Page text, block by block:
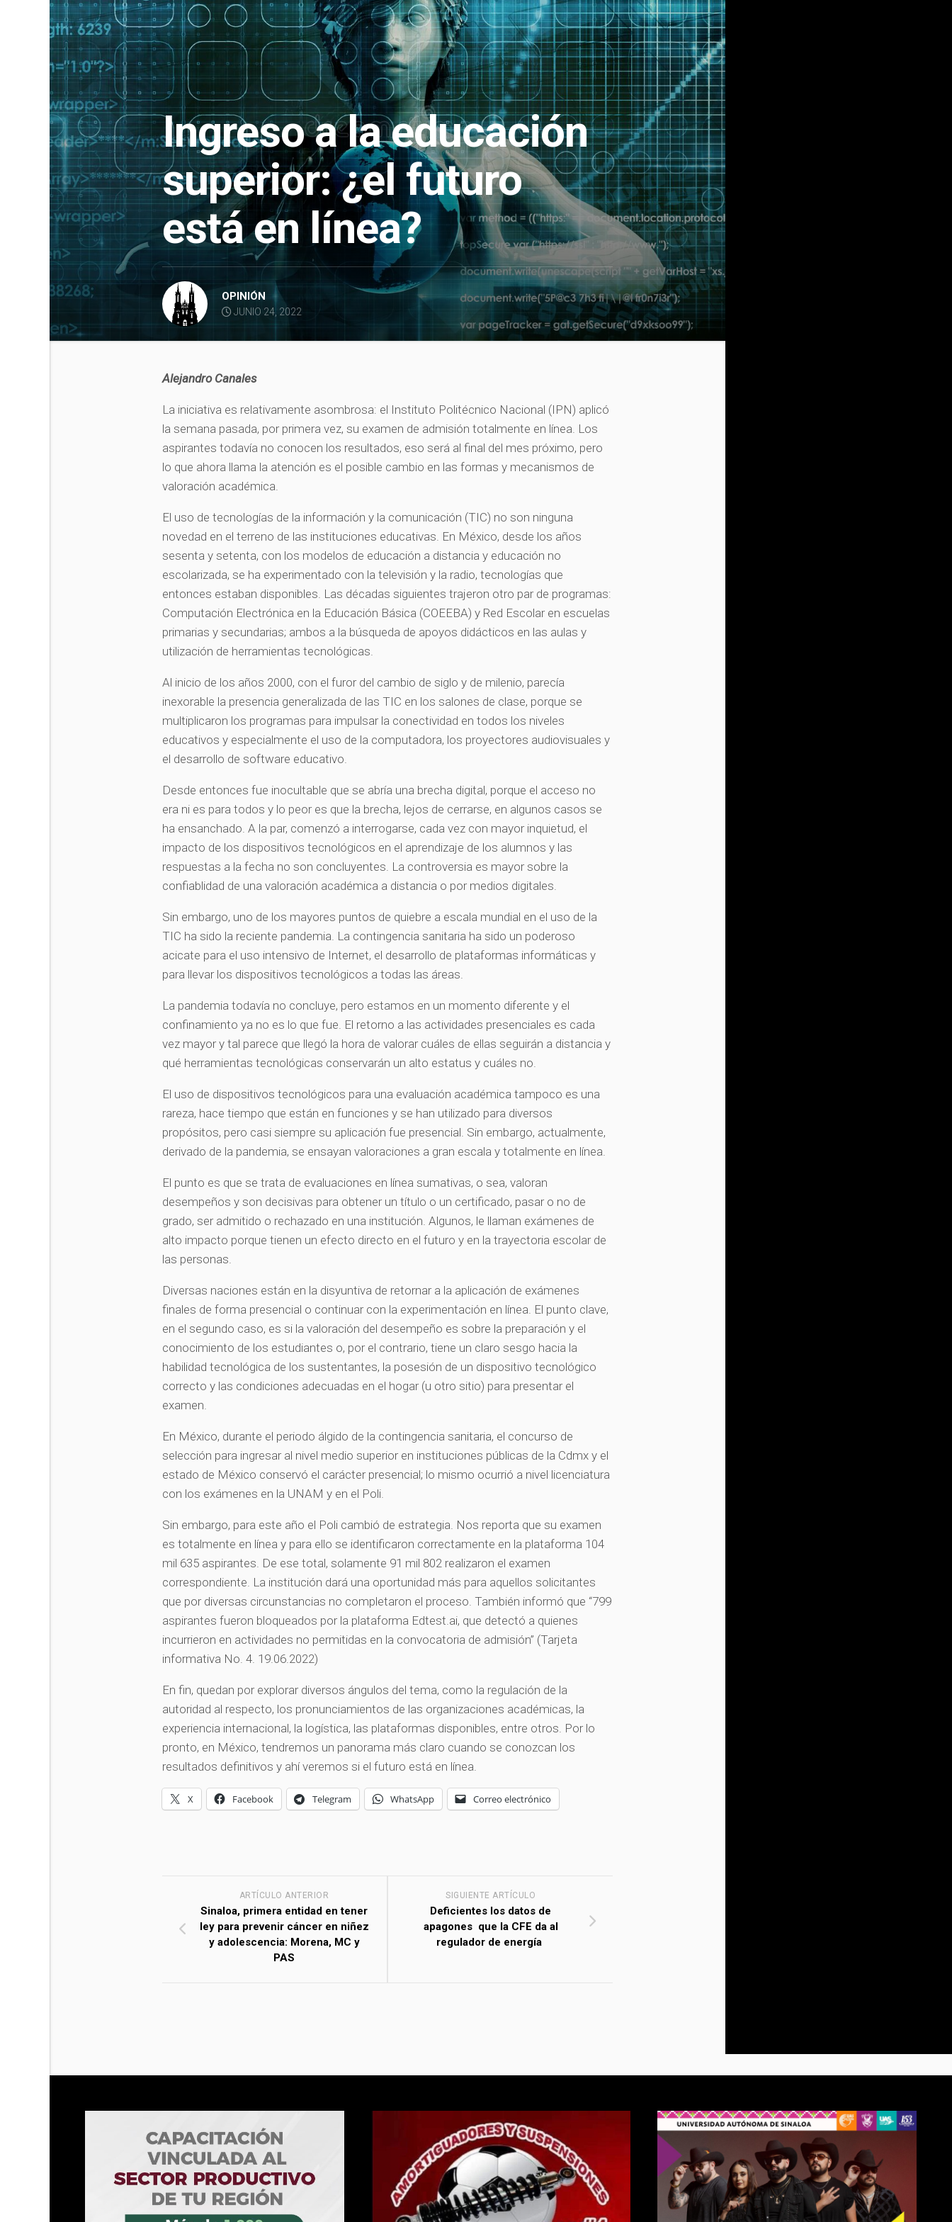
Ingreso a la educación
superior: ¿el futuro
está en línea?
OPINIÓN
JUNIO 24, 2022
Alejandro Canales
La iniciativa es relativamente asombrosa: el Instituto Politécnico Nacional (IPN) aplicó
la semana pasada, por primera vez, su examen de admisión totalmente en línea. Los
aspirantes todavía no conocen los resultados, eso será al final del mes próximo, pero
lo que ahora llama la atención es el posible cambio en las formas y mecanismos de
valoración académica.
El uso de tecnologías de la información y la comunicación (TIC) no son ninguna
novedad en el terreno de las instituciones educativas. En México, desde los años
sesenta y setenta, con los modelos de educación a distancia y educación no
escolarizada, se ha experimentado con la televisión y la radio, tecnologías que
entonces estaban disponibles. Las décadas siguientes trajeron otro par de programas:
Computación Electrónica en la Educación Básica (COEEBA) y Red Escolar en escuelas
primarias y secundarias; ambos a la búsqueda de apoyos didácticos en las aulas y
utilización de herramientas tecnológicas.
Al inicio de los años 2000, con el furor del cambio de siglo y de milenio, parecía
inexorable la presencia generalizada de las TIC en los salones de clase, porque se
multiplicaron los programas para impulsar la conectividad en todos los niveles
educativos y especialmente el uso de la computadora, los proyectores audiovisuales y
el desarrollo de software educativo.
Desde entonces fue inocultable que se abría una brecha digital, porque el acceso no
era ni es para todos y lo peor es que la brecha, lejos de cerrarse, en algunos casos se
ha ensanchado. A la par, comenzó a interrogarse, cada vez con mayor inquietud, el
impacto de los dispositivos tecnológicos en el aprendizaje de los alumnos y las
respuestas a la fecha no son concluyentes. La controversia es mayor sobre la
confiablidad de una valoración académica a distancia o por medios digitales.
Sin embargo, uno de los mayores puntos de quiebre a escala mundial en el uso de la
TIC ha sido la reciente pandemia. La contingencia sanitaria ha sido un poderoso
acicate para el uso intensivo de Internet, el desarrollo de plataformas informáticas y
para llevar los dispositivos tecnológicos a todas las áreas.
La pandemia todavía no concluye, pero estamos en un momento diferente y el
confinamiento ya no es lo que fue. El retorno a las actividades presenciales es cada
vez mayor y tal parece que llegó la hora de valorar cuáles de ellas seguirán a distancia y
qué herramientas tecnológicas conservarán un alto estatus y cuáles no.
El uso de dispositivos tecnológicos para una evaluación académica tampoco es una
rareza, hace tiempo que están en funciones y se han utilizado para diversos
propósitos, pero casi siempre su aplicación fue presencial. Sin embargo, actualmente,
derivado de la pandemia, se ensayan valoraciones a gran escala y totalmente en línea.
El punto es que se trata de evaluaciones en línea sumativas, o sea, valoran
desempeños y son decisivas para obtener un título o un certificado, pasar o no de
grado, ser admitido o rechazado en una institución. Algunos, le llaman exámenes de
alto impacto porque tienen un efecto directo en el futuro y en la trayectoria escolar de
las personas.
Diversas naciones están en la disyuntiva de retornar a la aplicación de exámenes
finales de forma presencial o continuar con la experimentación en línea. El punto clave,
en el segundo caso, es si la valoración del desempeño es sobre la preparación y el
conocimiento de los estudiantes o, por el contrario, tiene un claro sesgo hacia la
habilidad tecnológica de los sustentantes, la posesión de un dispositivo tecnológico
correcto y las condiciones adecuadas en el hogar (u otro sitio) para presentar el
examen.
En México, durante el periodo álgido de la contingencia sanitaria, el concurso de
selección para ingresar al nivel medio superior en instituciones públicas de la Cdmx y el
estado de México conservó el carácter presencial; lo mismo ocurrió a nivel licenciatura
con los exámenes en la UNAM y en el Poli.
Sin embargo, para este año el Poli cambió de estrategia. Nos reporta que su examen
es totalmente en línea y para ello se identificaron correctamente en la plataforma 104
mil 635 aspirantes. De ese total, solamente 91 mil 802 realizaron el examen
correspondiente. La institución dará una oportunidad más para aquellos solicitantes
que por diversas circunstancias no completaron el proceso. También informó que “799
aspirantes fueron bloqueados por la plataforma Edtest.ai, que detectó a quienes
incurrieron en actividades no permitidas en la convocatoria de admisión” (Tarjeta
informativa No. 4. 19.06.2022)
En fin, quedan por explorar diversos ángulos del tema, como la regulación de la
autoridad al respecto, los pronunciamientos de las organizaciones académicas, la
experiencia internacional, la logística, las plataformas disponibles, entre otros. Por lo
pronto, en México, tendremos un panorama más claro cuando se conozcan los
resultados definitivos y ahí veremos si el futuro está en línea.
X Facebook Telegram WhatsApp Correo electrónico
SIGUIENTE ARTÍCULO
Deficientes los datos de
apagones que la CFE da al
regulador de energía
ARTÍCULO ANTERIOR
Sinaloa, primera entidad en tener
ley para prevenir cáncer en niñez
y adolescencia: Morena, MC y
PAS